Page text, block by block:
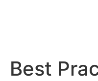
Best